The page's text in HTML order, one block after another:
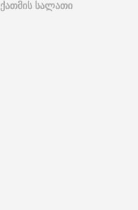
ქათმის სალათი